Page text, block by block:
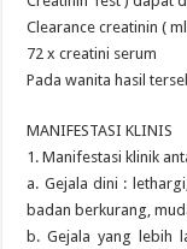
Clearance creatinin (
72 x creatini serum
Pada wanita hasil
MANIFESTASI KLINIS
1. Manifestasi klinik
a. Gejala dini :
badan berkurang,
b. Gejala yang lebih